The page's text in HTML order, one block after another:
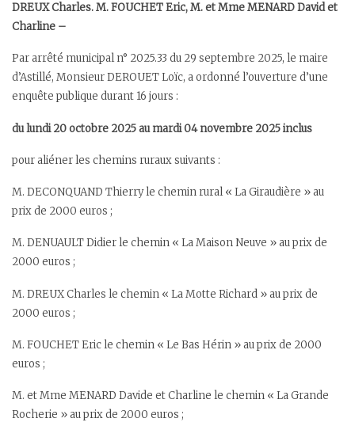
DREUX Charles. M. FOUCHET Eric, M. et Mme MENARD David et
Charline –
Par arrêté municipal n° 2025.33 du 29 septembre 2025, le maire
d’Astillé, Monsieur DEROUET Loïc, a ordonné l’ouverture d’une
enquête publique durant 16 jours :
du lundi 20 octobre 2025 au mardi 04 novembre 2025 inclus
pour aliéner les chemins ruraux suivants :
M. DECONQUAND Thierry le chemin rural « La Giraudière » au
prix de 2000 euros ;
M. DENUAULT Didier le chemin « La Maison Neuve » au prix de
2000 euros ;
M. DREUX Charles le chemin « La Motte Richard » au prix de
2000 euros ;
M. FOUCHET Eric le chemin « Le Bas Hérin » au prix de 2000
euros ;
M. et Mme MENARD Davide et Charline le chemin « La Grande
Rocherie » au prix de 2000 euros ;